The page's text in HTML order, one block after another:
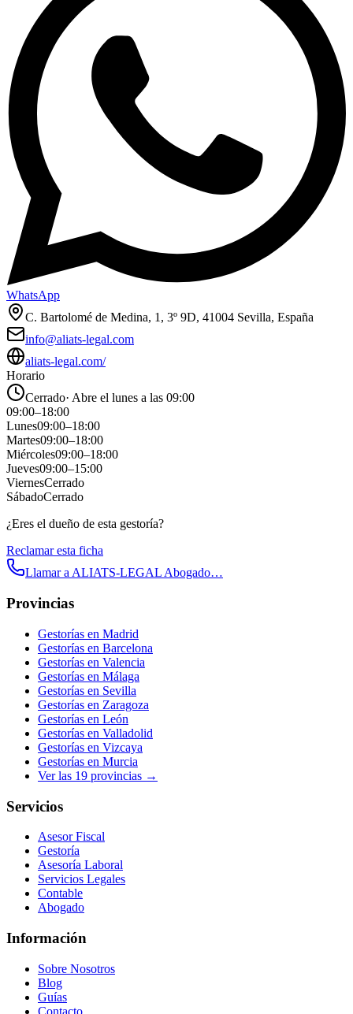
WhatsApp
C. Bartolomé de Medina, 1, 3º 9D, 41004 Sevilla, España
info@aliats-legal.com
aliats-legal.com/
Horario
Cerrado· Abre el lunes a las 09:00
09:00–18:00
Lunes09:00–18:00
Martes09:00–18:00
Miércoles09:00–18:00
Jueves09:00–15:00
ViernesCerrado
SábadoCerrado
¿Eres el dueño de esta gestoría?
Reclamar esta ficha
Llamar aALIATS-LEGAL Abogado…
Provincias
Gestorías en Madrid
Gestorías en Barcelona
Gestorías en Valencia
Gestorías en Málaga
Gestorías en Sevilla
Gestorías en Zaragoza
Gestorías en León
Gestorías en Valladolid
Gestorías en Vizcaya
Gestorías en Murcia
Ver las 19 provincias →
Servicios
Asesor Fiscal
Gestoría
Asesoría Laboral
Servicios Legales
Contable
Abogado
Información
Sobre Nosotros
Blog
Guías
Contacto